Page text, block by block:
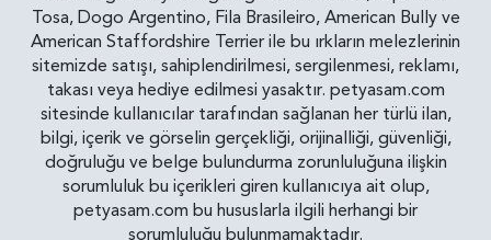
Tosa, Dogo Argentino, Fila Brasileiro, American Bully ve
American Staffordshire Terrier ile bu ırkların melezlerinin
sitemizde satışı, sahiplendirilmesi, sergilenmesi, reklamı,
takası veya hediye edilmesi yasaktır. petyasam.com
sitesinde kullanıcılar tarafından sağlanan her türlü ilan,
bilgi, içerik ve görselin gerçekliği, orijinalliği, güvenliği,
doğruluğu ve belge bulundurma zorunluluğuna ilişkin
sorumluluk bu içerikleri giren kullanıcıya ait olup,
petyasam.com bu hususlarla ilgili herhangi bir
sorumluluğu bulunmamaktadır.